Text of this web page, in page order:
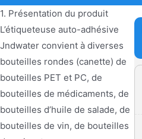
1. Présentation du produit
L’étiqueteuse auto-adhésive
Jndwater convient à diverses
bouteilles rondes (canette) de
bouteilles PET et PC, de
bouteilles de médicaments, de
bouteilles d’huile de salade, de
bouteilles de vin, de bouteilles